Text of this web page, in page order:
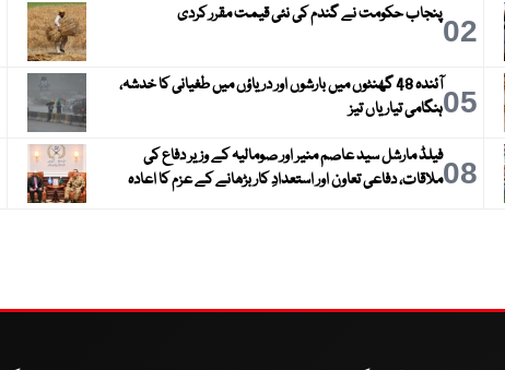
02پنجاب حکومت نے گندم کی نئی قیمت مقرر کردی
05
آئندہ 48 گھنٹوں میں بارشوں اور دریاؤں میں طغیانی کا خدشہ،
ہنگامی تیاریاں تیز
08فیلڈ مارشل سید عاصم منیر اور صومالیہ کے وزیر دفاع کی
ملاقات، دفاعی تعاون اور استعدادِ کار بڑھانے کے عزم کا اعادہ